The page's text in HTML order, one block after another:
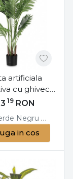
Negru Verde
artificiala
cu ghiveci,
Kenzia
19 RON
Negru Verde
in cos